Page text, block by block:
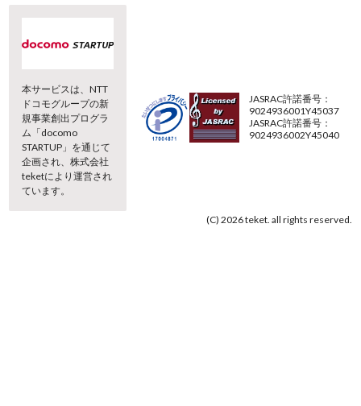
本サービスは、NTT
ドコモグループの新
規事業創出プログラ
ム「docomo
STARTUP」を通じて
企画され、株式会社
teketにより運営され
ています。
JASRAC許諾番号：
9024936001Y45037
JASRAC許諾番号：
9024936002Y45040
(C) 2026 teket. all rights reserved.